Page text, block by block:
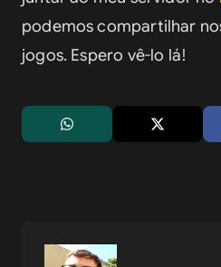
podemos compartilhar
jogos. Espero vê-lo lá!